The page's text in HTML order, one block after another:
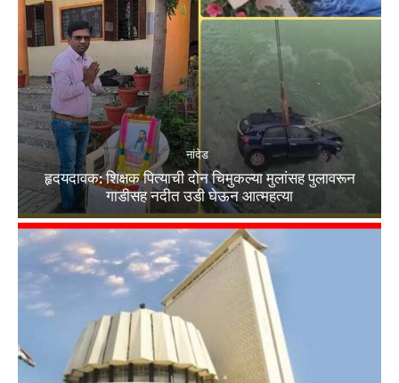
नांदेड
हृदयदावक: शिक्षक पित्याची दोन चिमुकल्या मुलांसह पुलावरून
गाडीसह नदीत उडी घेऊन आत्महत्या